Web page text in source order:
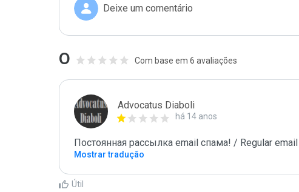
Deixe um comentário
0 Com base em 6 avaliações
Advocatus Diaboli
há 14 anos
Постоянная рассылка email спама! / Regular
Mostrar tradução
Útil